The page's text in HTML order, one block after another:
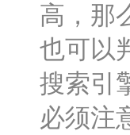
高，那
也可以
搜索引
必须注